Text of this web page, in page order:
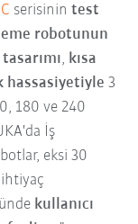
serisinintest
robotunun
, kısa
hassasiyetiyle 3
180 ve 240
İş
eksi 30
ihtiyaç
kullanıcı